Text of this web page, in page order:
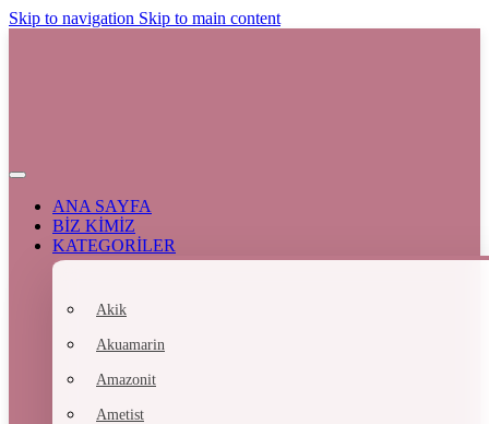
Skip to navigation Skip to main content
ANA SAYFA
BİZ KİMİZ
KATEGORİLER
Akik
Akuamarin
Amazonit
Ametist